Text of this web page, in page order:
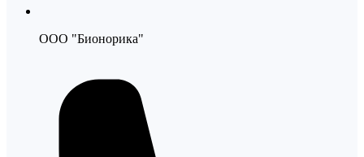
ООО "Бионорика"